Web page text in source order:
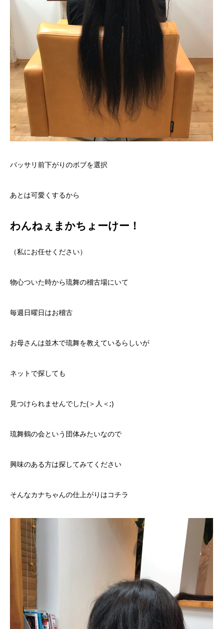
バッサリ前下がりのボブを選択
あとは可愛くするから
わんねぇまかちょーけー！
（私にお任せください）
物心ついた時から琉舞の稽古場にいて
毎週日曜日はお稽古
お母さんは並木で琉舞を教えているらしいが
ネットで探しても
見つけられませんでした(＞人＜;)
琉舞鶴の会という団体みたいなので
興味のある方は探してみてください
そんなカナちゃんの仕上がりはコチラ